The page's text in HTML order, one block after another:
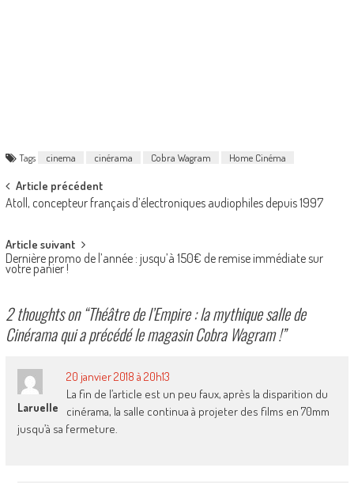
Tags cinema cinérama Cobra Wagram Home Cinéma
Post
navigation
Article précédent
Atoll, concepteur français d’électroniques audiophiles depuis 1997
Article suivant
Dernière promo de l’année : jusqu’à 150€ de remise immédiate sur
votre panier !
2 thoughts on “Théâtre de l’Empire : la mythique salle de
Cinérama qui a précédé le magasin Cobra Wagram !”
Laruelle
20 janvier 2018 à 20h13
La fin de l’article est un peu faux, après la disparition du
cinérama, la salle continua à projeter des films en 70mm
jusqu’à sa fermeture.